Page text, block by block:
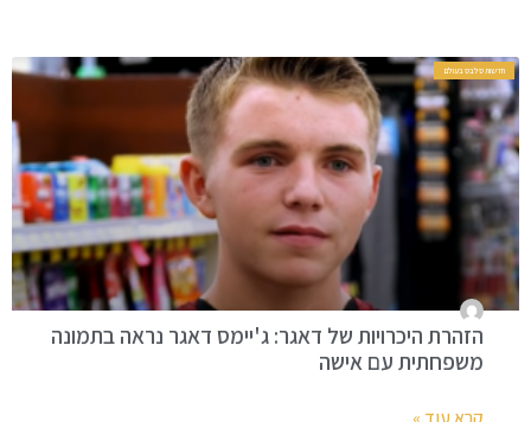
חדשות סלבס בעולם
הזהרת היכרויות של דאגר: ג'יימס דאגר נראה בתמונה
משפחתית עם אישה